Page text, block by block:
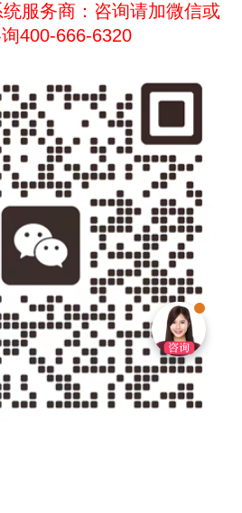
服务商：咨询请加微信或
400-666-6320